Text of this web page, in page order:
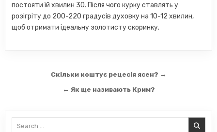
постояти їй хвилин 30. Після чого курку ставлять у
розігріту до 200-220 градусів духовку на 10-12 хвилин,
щоб отримати ідеальну золотисту скоринку.
НавігаціяСкільки коштує рецесія ясен? →
← Як ще називають Крим?